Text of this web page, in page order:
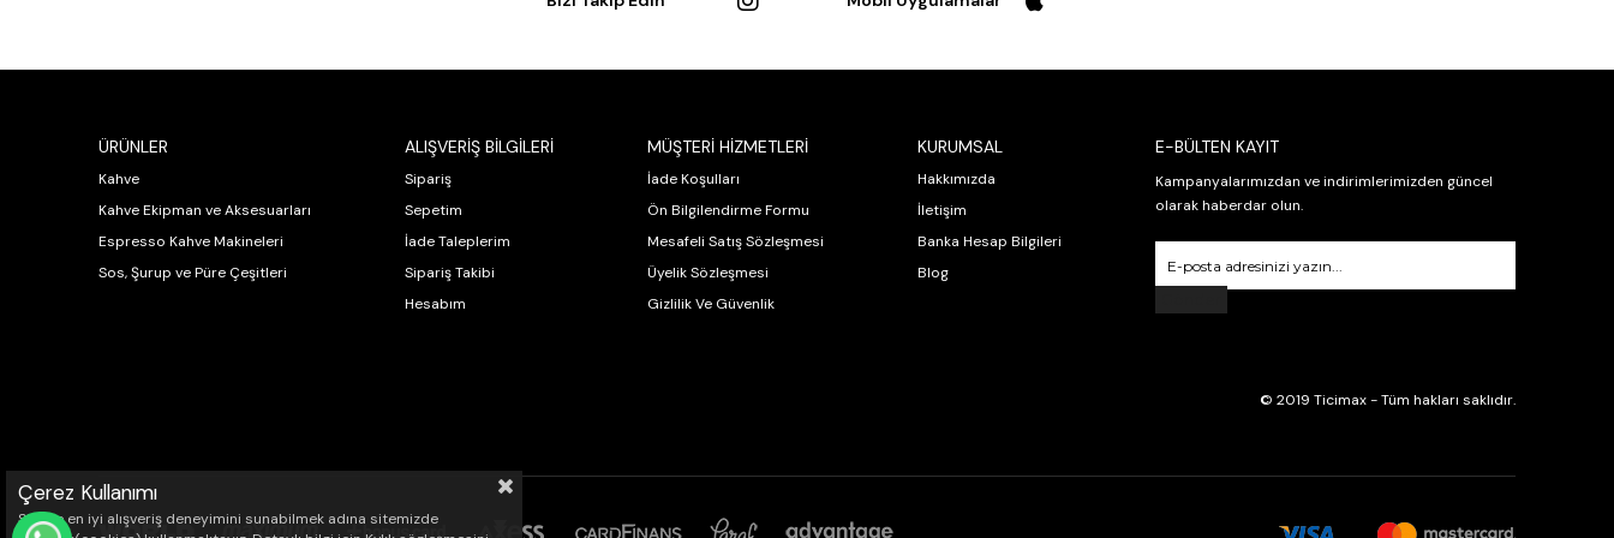
ÜRÜNLER
Kahve
Kahve Ekipman ve Aksesuarları
Espresso Kahve Makineleri
Sos, Şurup ve Püre Çeşitleri
ALIŞVERİŞ BİLGİLERİ
Sipariş
Sepetim
İade Taleplerim
Sipariş Takibi
Hesabım
MÜŞTERİ HİZMETLERİ
İade Koşulları
Ön Bilgilendirme Formu
Mesafeli Satış Sözleşmesi
Üyelik Sözleşmesi
Gizlilik Ve Güvenlik
KURUMSAL
Hakkımızda
İletişim
Banka Hesap Bilgileri
Blog
E-BÜLTEN KAYIT
Kampanyalarımızdan ve indirimlerimizden güncel
olarak haberdar olun.
© 2019 Ticimax - Tüm hakları saklıdır.
Çerez Kullanımı
Sizlere en iyi alışveriş deneyimini sunabilmek adına sitemizde